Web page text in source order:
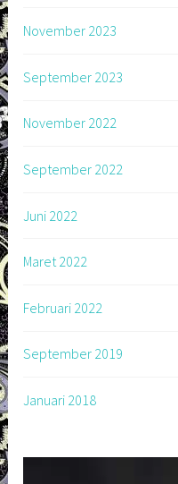
November 2023
September 2023
November 2022
September 2022
Juni 2022
Maret 2022
Februari 2022
September 2019
Januari 2018